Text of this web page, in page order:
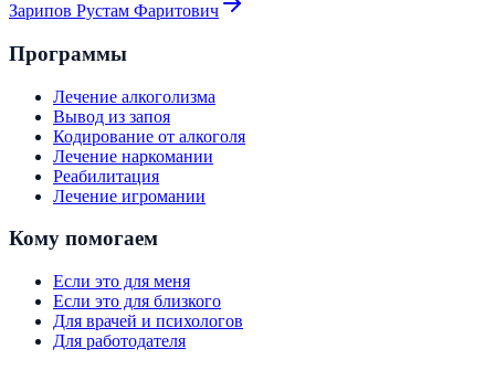
Зарипов Рустам Фаритович
Программы
Лечение алкоголизма
Вывод из запоя
Кодирование от алкоголя
Лечение наркомании
Реабилитация
Лечение игромании
Кому помогаем
Если это для меня
Если это для близкого
Для врачей и психологов
Для работодателя